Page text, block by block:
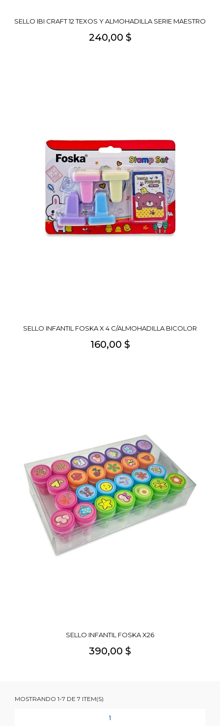
SELLO IBI CRAFT 12 TEXOS Y ALMOHADILLA SERIE MAESTRO
240,00 $
SELLO INFANTIL FOSKA X 4 C/ALMOHADILLA BICOLOR
160,00 $
SELLO INFANTIL FOSKA X26
390,00 $
MOSTRANDO 1-7 DE 7 ITEM(S)
1